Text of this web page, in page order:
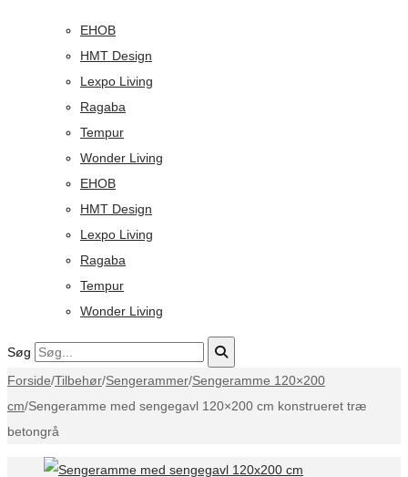
EHOB
HMT Design
Lexpo Living
Ragaba
Tempur
Wonder Living
EHOB
HMT Design
Lexpo Living
Ragaba
Tempur
Wonder Living
Søg
Forside/Tilbehør/Sengerammer/Sengeramme 120×200
cm/Sengeramme med sengegavl 120×200 cm konstrueret træ
betongrå